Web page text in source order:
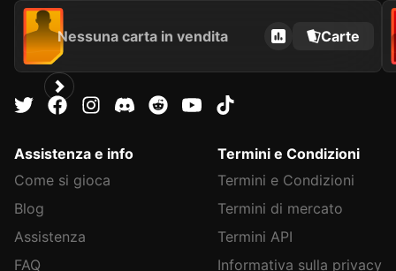
Nessuna carta in vendita Carte
Assistenza e info
Come si gioca
Blog
Assistenza
FAQ
Termini e Condizioni
Termini e Condizioni
Termini di mercato
Termini API
Informativa sulla privacy